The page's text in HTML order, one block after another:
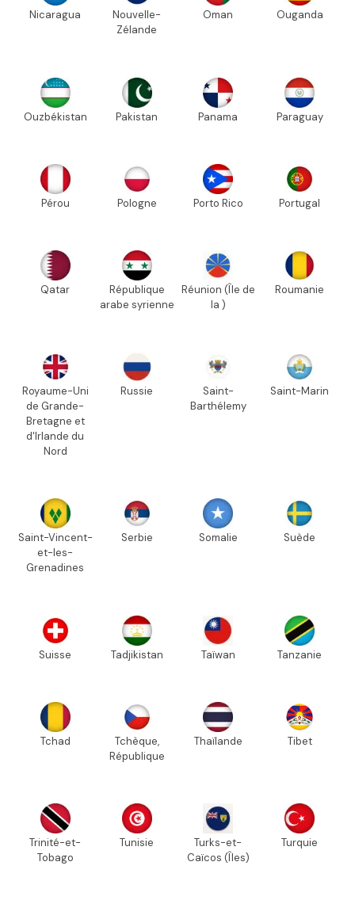
Nicaragua
Nouvelle-
Zélande
Oman Ouganda
Ouzbékistan Pakistan Panama Paraguay
Pérou Pologne Porto Rico Portugal
Qatar
République
arabe syrienne
Réunion (Île de
la )
Roumanie
Royaume-Uni
de Grande-
Bretagne et
d'Irlande du
Nord
Russie
Saint-
Barthélemy
Saint-Marin
Saint-Vincent-
et-les-
Grenadines
Serbie Somalie Suède
Suisse Tadjikistan Taïwan Tanzanie
Tchad
Tchèque,
République
Thaïlande Tibet
Trinité-et-
Tobago
Tunisie
Turks-et-
Caïcos (Îles)
Turquie